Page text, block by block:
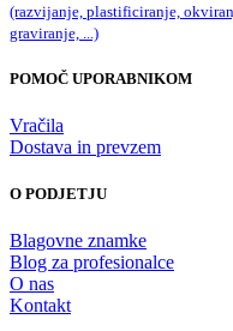
(razvijanje, plastificiranje,
graviranje, ...)
POMOČ UPORABNIKOM
Vračila
Dostava in prevzem
O PODJETJU
Blagovne znamke
Blog za profesionalce
O nas
Kontakt